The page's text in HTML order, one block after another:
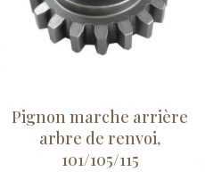
Pignon marche arrière
arbre de renvoi,
101/105/115